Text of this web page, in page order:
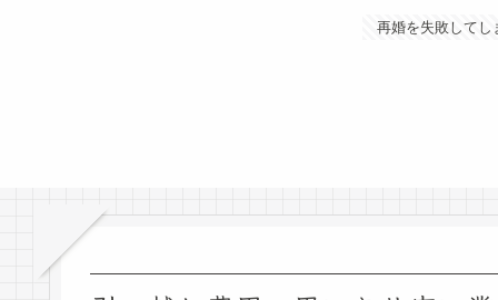
再婚を失敗してし